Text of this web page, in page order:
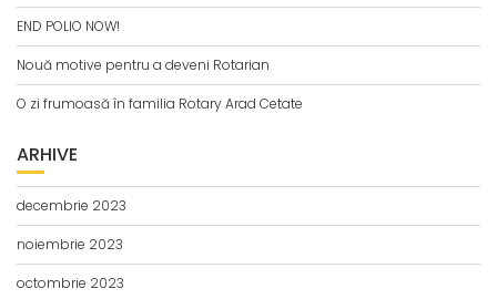
END POLIO NOW!
Nouă motive pentru a deveni Rotarian
O zi frumoasă în familia Rotary Arad Cetate
ARHIVE
decembrie 2023
noiembrie 2023
octombrie 2023